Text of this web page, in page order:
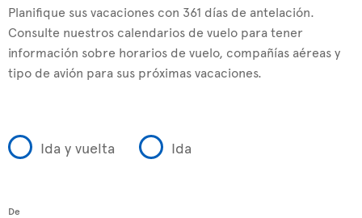
Planifique sus vacaciones con 361 días de antelación.
Consulte nuestros calendarios de vuelo para tener
información sobre horarios de vuelo, compañías aéreas y
tipo de avión para sus próximas vacaciones.
Ida y vuelta Ida
De